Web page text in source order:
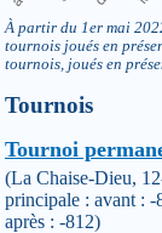
À partir du 1er mai
tournois joués en
tournois, joués en
Tournois
Tournoi
(La Chaise-Dieu,
principale : avant : -
après : -812)